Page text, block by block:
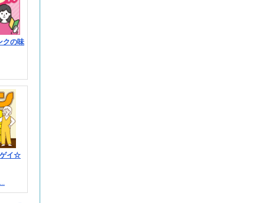
クの味
ゲイ☆